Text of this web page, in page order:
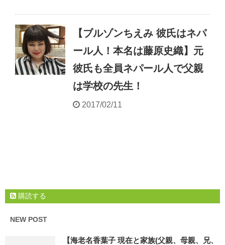
【ブルゾンちえみ 彼氏はネパ
ール人！本名は藤原史織】元
彼氏も全員ネパール人で父親
は学校の先生！
2017/02/11
購読する
NEW POST
【海老名香葉子 現在と家族(父親、母親、兄、